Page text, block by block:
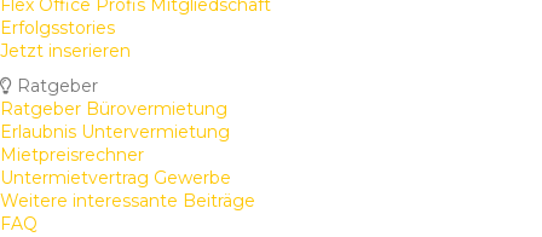
Flex Office Profis Mitgliedschaft
Erfolgsstories
Jetzt inserieren
Ratgeber
Ratgeber Bürovermietung
Erlaubnis Untervermietung
Mietpreisrechner
Untermietvertrag Gewerbe
Weitere interessante Beiträge
FAQ